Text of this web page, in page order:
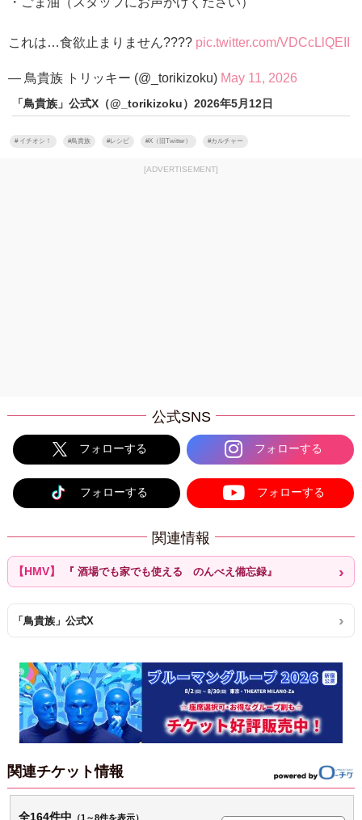
これは…食欲止まりません???? pic.twitter.com/VDCcLlQEII
— 鳥貴族 トリッキー (@_torikizoku) May 11, 2026
「鳥貴族」公式X（@_torikizoku）2026年5月12日
#イチオシ！ #鳥貴族 #レシピ #X（旧Twitter） #カルチャー
[ADVERTISEMENT]
公式SNS
フォローする フォローする
フォローする フォローする
関連情報
『 酒場でも家でも使える のんべえ備忘録』
「鳥貴族」公式X
関連チケット情報
全164件中 （1～8件を表示）